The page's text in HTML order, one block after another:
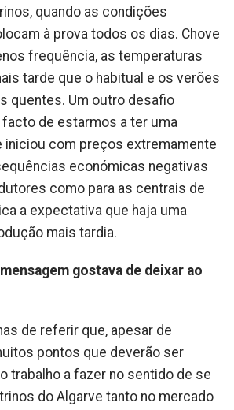
quando as condições
à prova todos os dias. Chove
frequência, as temperaturas
tarde que o habitual e os verões
quentes. Um outro desafio
de estarmos a ter uma
iniciou com preços extremamente
económicas negativas
como para as centrais de
a expectativa que haja uma
mais tardia.
gostava de deixar ao
de referir que, apesar de
pontos que deverão ser
trabalho a fazer no sentido de se
do Algarve tanto no mercado